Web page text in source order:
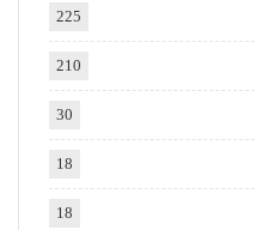
225
210
30
18
18